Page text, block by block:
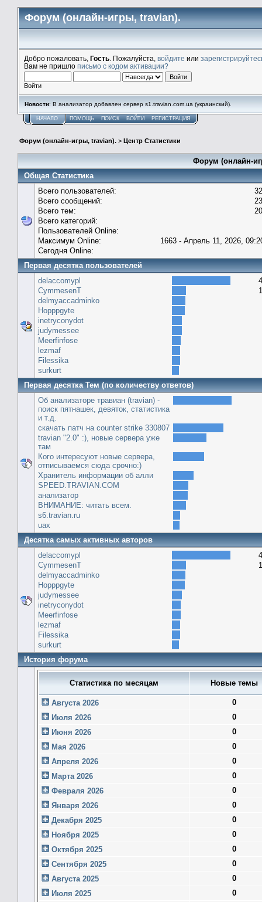
Форум (онлайн-игры, travian).
Добро пожаловать, Гость . Пожалуйста, войдите или
Вам не пришло письмо с кодом активации?
Войти
Новости: В анализатор добавлен сервер s1.travian.com.ua (украинский).
НАЧАЛО ПОМОЩЬ ПОИСК ВОЙТИ РЕГИСТРАЦИЯ
Форум (онлайн-игры, travian). > Центр Статистики
Форум (онлайн-
Общая Статистика
Всего пользователей:
Всего сообщений:
Всего тем:
Всего категорий:
Пользователей Online:
Максимум Online:
1663 - Апрель 11, 2026,
Сегодня Online:
Первая десятка пользователей
delaccomypl
CymmesenT
delmyaccadminko
Hopppgyte
inetryconydot
judymessee
Meerfinfose
lezmaf
Filessika
surkurt
Первая десятка Тем (по количеству ответов)
Об анализаторе травиан (travian) -
поиск пятнашек, девяток, статистика
и т.д.
скачать патч на сounter strike 330807
travian "2.0" :), новые сервера уже
там
Кого интересуют новые сервера,
отписываемся сюда срочно:)
Хранитель информации об алли
SPEED.TRAVIAN.COM
анализатор
ВНИМАНИЕ: читать всем.
s6.travian.ru
uax
Десятка самых активных авторов
delaccomypl
CymmesenT
delmyaccadminko
Hopppgyte
judymessee
inetryconydot
Meerfinfose
lezmaf
Filessika
surkurt
История форума
Статистика по месяцам Новые темы
Августа 2026
0
Июля 2026
0
Июня 2026
0
Мая 2026
0
Апреля 2026
0
Марта 2026
0
Февраля 2026
0
Января 2026
0
Декабря 2025
0
Ноября 2025
0
Октября 2025
0
Сентября 2025
0
Августа 2025
0
Июля 2025
0